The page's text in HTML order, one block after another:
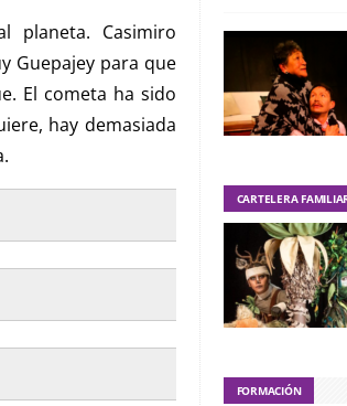
planeta. Casimiro
Guepajey para que
El cometa ha sido
hay demasiada
CARTELERA
FORMACIÓN